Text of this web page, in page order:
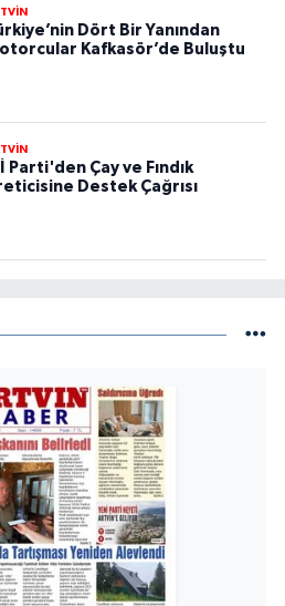
Dört Bir Yanından
Kafkasör’de Buluştu
Parti'den Çay ve Fındık
Destek Çağrısı